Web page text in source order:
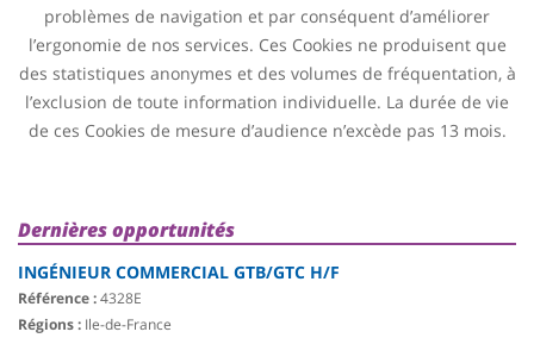
problèmes de navigation et par conséquent d’améliorer
l’ergonomie de nos services. Ces Cookies ne produisent que
des statistiques anonymes et des volumes de fréquentation, à
l’exclusion de toute information individuelle. La durée de vie
de ces Cookies de mesure d’audience n’excède pas 13 mois.
Dernières opportunités
INGÉNIEUR COMMERCIAL GTB/GTC H/F
Référence :4328E
Régions : Ile-de-France